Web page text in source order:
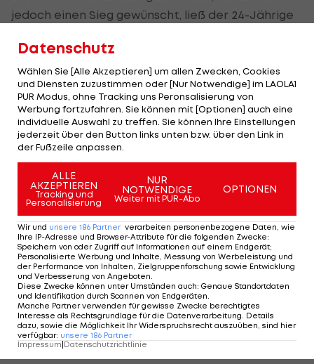
jedoch einen Sieg gewünscht, ließ der 24-Jährige
Chance." Dann geht es gegen das Summer-
League-Team der Indiana Pacers.
Seinen Einstand in Las Vegas gab auch Giorgi
Bezhanishvili. Der in Österreich eingebürgerte
Georgier verzeichnete beim 77:97 der Denver
Rebounds in 14:37 Minuten. Am Dienstag geht es
gegen Boston.
SK Rapid II - ASK Voitsberg
Fußball - ADMIRAL 2. Liga
Highlights: Blitztor
Rapid II auf
Fußball -
Mehr zum Thema
Datenschutz
Wählen Sie [Alle Akzeptieren] um allen Zwecken, Cookies
und Diensten zuzustimmen oder [Nur Notwendige] im LAOLA1
PUR Modus, ohne Tracking uns Peronsalisierung von
Werbung fortzufahren. Sie können mit [Optionen] auch eine
individuelle Auswahl zu treffen. Sie können Ihre Einstellungen
jederzeit über den Button links unten bzw. über den Link in
der Fußzeile anpassen.
ALLE
AKZEPTIEREN
Tracking und
Personalisierung
NUR
NOTWENDIGE
Weiter mit PUR-Abo
OPTIONEN
Wir und unsere 186 Partner verarbeiten personenbezogene Daten, wie
Ihre IP-Adresse und Browser-Attribute für die folgenden Zwecke:
Speichern von oder Zugriff auf Informationen auf einem Endgerät;
Personalisierte Werbung und Inhalte, Messung von Werbeleistung und
der Performance von Inhalten, Zielgruppenforschung sowie Entwicklung
und Verbesserung von Angeboten.
Diese Zwecke können unter Umständen auch: Genaue Standortdaten
und Identifikation durch Scannen von Endgeräten.
Manche Partner verwenden für gewisse Zwecke berechtigtes
Interesse als Rechtsgrundlage für die Datenverarbeitung. Details
dazu, sowie die Möglichkeit Ihr Widerspruchsrecht auszuüben, sind hier
verfügbar: unsere 186 Partner
Impressum Datenschutzrichtlinie